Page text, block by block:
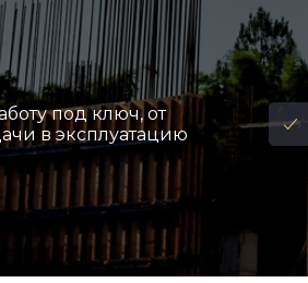
под ключ, от
в эксплуатацию